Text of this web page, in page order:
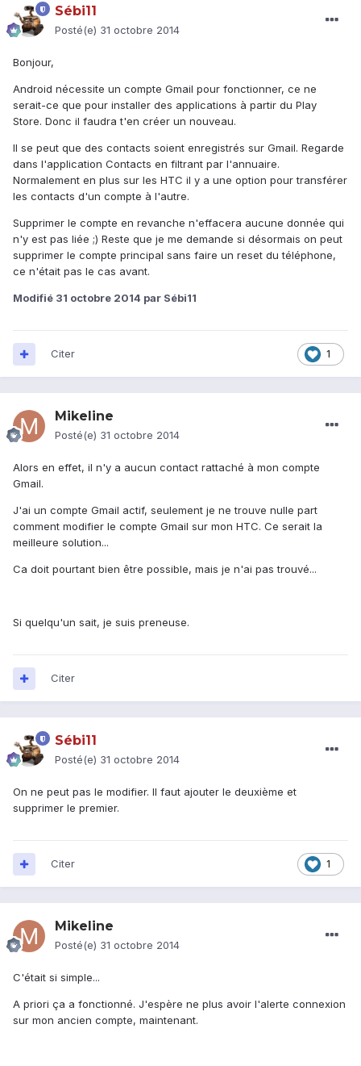
Sébi11
Posté(e) 31 octobre 2014
Bonjour,
Android nécessite un compte Gmail pour fonctionner, ce ne
serait-ce que pour installer des applications à partir du Play
Store. Donc il faudra t'en créer un nouveau.
Il se peut que des contacts soient enregistrés sur Gmail. Regarde
dans l'application Contacts en filtrant par l'annuaire.
Normalement en plus sur les HTC il y a une option pour transférer
les contacts d'un compte à l'autre.
Supprimer le compte en revanche n'effacera aucune donnée qui
n'y est pas liée ;) Reste que je me demande si désormais on peut
supprimer le compte principal sans faire un reset du téléphone,
ce n'était pas le cas avant.
Modifié 31 octobre 2014 par Sébi11
1
Citer
Mikeline
Posté(e) 31 octobre 2014
Alors en effet, il n'y a aucun contact rattaché à mon compte
Gmail.
J'ai un compte Gmail actif, seulement je ne trouve nulle part
comment modifier le compte Gmail sur mon HTC. Ce serait la
meilleure solution...
Ca doit pourtant bien être possible, mais je n'ai pas trouvé...
Si quelqu'un sait, je suis preneuse.
Citer
Sébi11
Posté(e) 31 octobre 2014
On ne peut pas le modifier. Il faut ajouter le deuxième et
supprimer le premier.
1
Citer
Mikeline
Posté(e) 31 octobre 2014
C'était si simple...
A priori ça a fonctionné. J'espère ne plus avoir l'alerte connexion
sur mon ancien compte, maintenant.